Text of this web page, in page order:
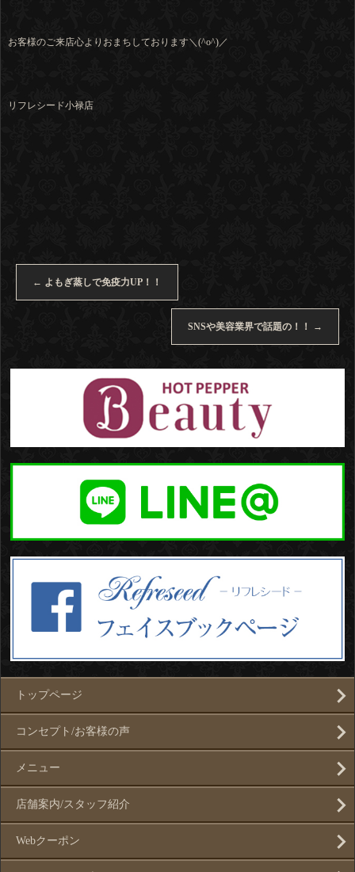
お客様のご来店心よりおまちしております＼(^o^)／
リフレシード小禄店
← よもぎ蒸しで免疫力UP！！
SNSや美容業界で話題の！！ →
トップページ
コンセプト/お客様の声
メニュー
店舗案内/スタッフ紹介
Webクーポン